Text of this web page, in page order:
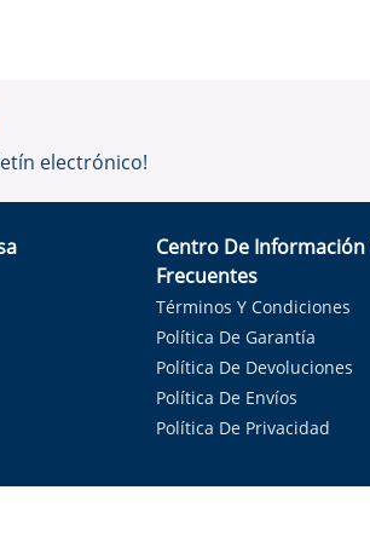
electrónico!
Centro De Información
Frecuentes
Términos Y Condiciones
Política De Garantía
Política De Devoluciones
Política De Envíos
Política De Privacidad